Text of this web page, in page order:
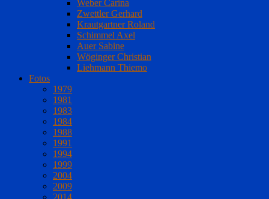
Weber Carina
Zwettler Gerhard
Krautgartner Roland
Schimmel Axel
Auer Sabine
Wöginger Christian
Liehmann Thiemo
Fotos
1979
1981
1983
1984
1988
1991
1994
1999
2004
2009
2014